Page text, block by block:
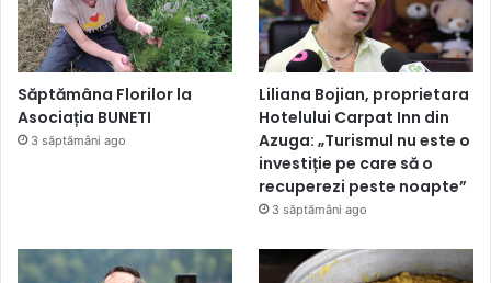
Săptămâna Florilor la
Asociația BUNETI
3 săptămâni ago
Liliana Bojian, proprietara
Hotelului Carpat Inn din
Azuga: „Turismul nu este o
investiție pe care să o
recuperezi peste noapte”
3 săptămâni ago